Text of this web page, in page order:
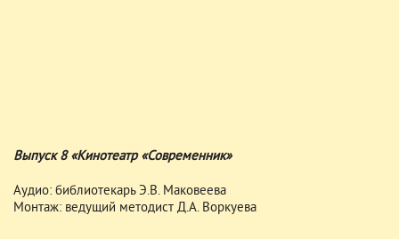
Выпуск 8 «Кинотеатр «Современник»
Аудио: библиотекарь Э.В. Маковеева
Монтаж: ведущий методист Д.А. Воркуева